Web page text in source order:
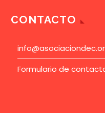
CONTACTO
Formulario de